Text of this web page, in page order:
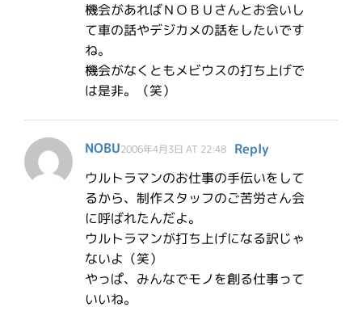
機会があればＮＯＢＵさんとお会いし
て車の話やデジカメの話をしたいです
ね。
機会がなくともメビウスの打ち上げで
は是非。（笑）
NOBU2006年4月3日 AT 22:48
Reply
ウルトラマンのお仕事の手伝いをして
るから、制作スタッフのご苦労さん会
に呼ばれたんだよ。
ウルトラマンが打ち上げになる訳じゃ
ないよ（笑）
やっぱ、みんなでモノを創る仕事って
いいね。